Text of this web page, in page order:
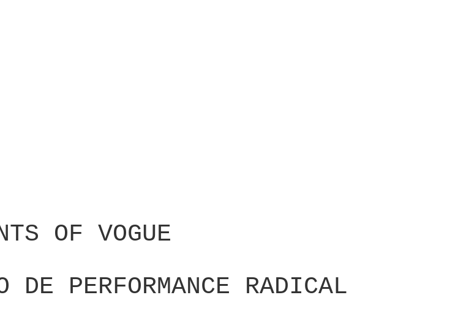
OF VOGUE
DE PERFORMANCE RADICAL